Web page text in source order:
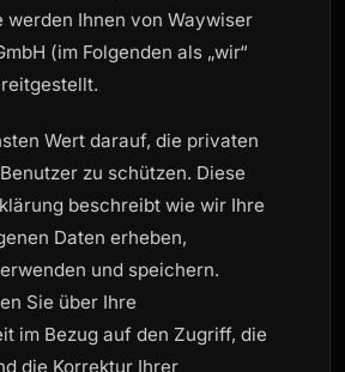
werden Ihnen von Waywiser
(im Folgenden als „wir“
Wert darauf, die privaten
zu schützen. Diese
beschreibt wie wir Ihre
Daten erheben,
und speichern.
Sie über Ihre
im Bezug auf den Zugriff, die
die Korrektur Ihrer